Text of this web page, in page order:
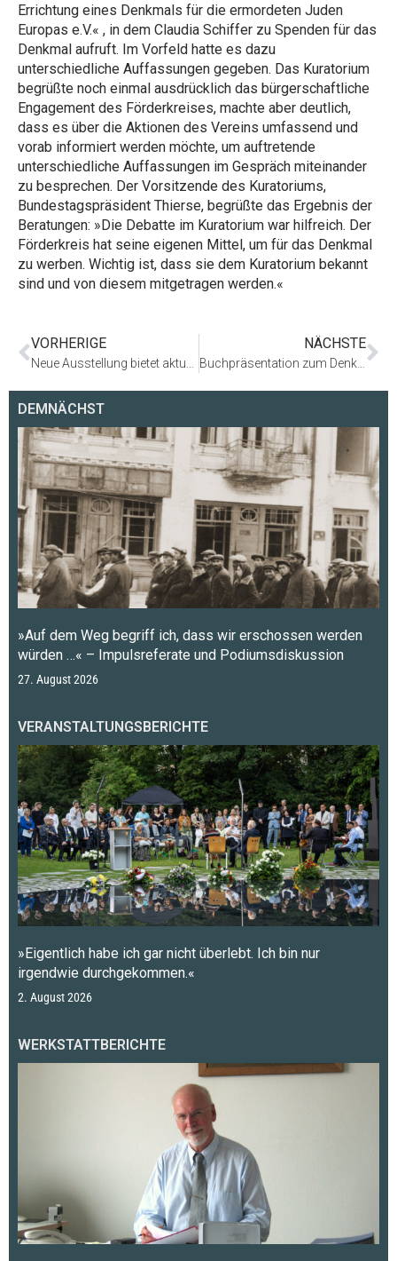
Errichtung eines Denkmals für die ermordeten Juden
Europas e.V.« , in dem Claudia Schiffer zu Spenden für das
Denkmal aufruft. Im Vorfeld hatte es dazu
unterschiedliche Auffassungen gegeben. Das Kuratorium
begrüßte noch einmal ausdrücklich das bürgerschaftliche
Engagement des Förderkreises, machte aber deutlich,
dass es über die Aktionen des Vereins umfassend und
vorab informiert werden möchte, um auftretende
unterschiedliche Auffassungen im Gespräch miteinander
zu besprechen. Der Vorsitzende des Kuratoriums,
Bundestagspräsident Thierse, begrüßte das Ergebnis der
Beratungen: »Die Debatte im Kuratorium war hilfreich. Der
Förderkreis hat seine eigenen Mittel, um für das Denkmal
zu werben. Wichtig ist, dass sie dem Kuratorium bekannt
sind und von diesem mitgetragen werden.«
VORHERIGE NÄCHSTE
Buchpräsentation zum Denkmal für die ermordeten Juden Europas
DEMNÄCHST
»Auf dem Weg begriff ich, dass wir erschossen werden
würden …« – Impulsreferate und Podiumsdiskussion
27. August 2026
VERANSTALTUNGSBERICHTE
»Eigentlich habe ich gar nicht überlebt. Ich bin nur
irgendwie durchgekommen.«
2. August 2026
WERKSTATTBERICHTE